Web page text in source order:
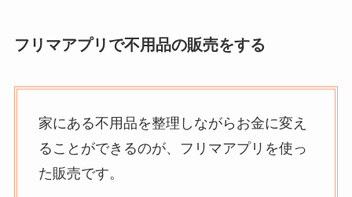
フリマアプリで不用品の販売をする
家にある不用品を整理しながらお金に変え
ることができるのが、フリマアプリを使っ
た販売です。